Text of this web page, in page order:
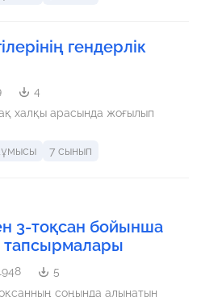
гендерлік
4
халқы арасында жоғылып
7 сынып
3-тоқсан бойынша
5